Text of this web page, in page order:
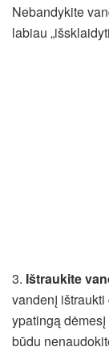
Nebandykite
labiau
3. Ištraukite
vandenį
ypatingą
būdu